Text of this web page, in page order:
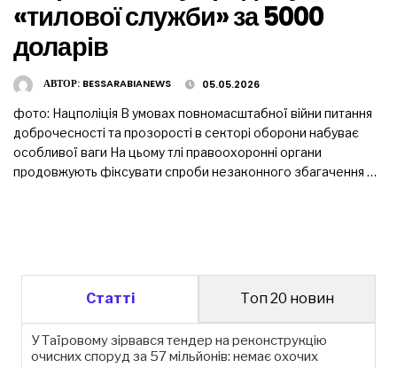
«тилової служби» за 5000
доларів
АВТОР: BESSARABIANEWS 05.05.2026
фото: Нацполіція В умовах повномасштабної війни питання
доброчесності та прозорості в секторі оборони набуває
особливої ваги На цьому тлі правоохоронні органи
продовжують фіксувати спроби незаконного збагачення …
Статті Топ 20 новин
У Таїровому зірвався тендер на реконструкцію
очисних споруд за 57 мільйонів: немає охочих